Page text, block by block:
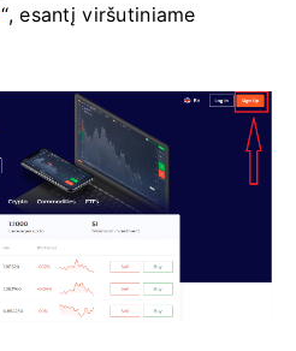
“, esantį viršutiniame